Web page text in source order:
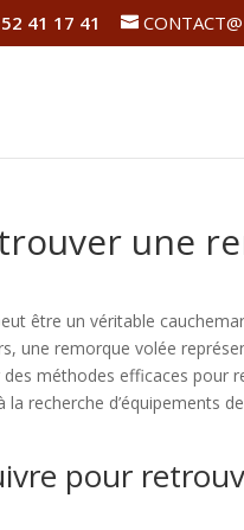
52 41 17 41
une
être un véritable
une remorque volée
méthodes efficaces pour
recherche d’équipements
pour